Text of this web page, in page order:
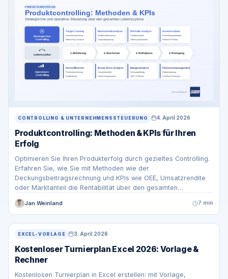
CONTROLLING & UNTERNEHMENSSTEUERUNG 4. April 2026
Produktcontrolling: Methoden & KPIs für Ihren
Erfolg
Optimieren Sie Ihren Produkterfolg durch gezieltes Controlling.
Erfahren Sie, wie Sie mit Methoden wie der
Deckungsbeitragsrechnung und KPIs wie OEE, Umsatzrendite
oder Marktanteil die Rentabilität über den gesamten
Lebenszyklus steuern.
Jan Weinland 7 min
EXCEL-VORLAGE 3. April 2026
Kostenloser Turnierplan Excel 2026: Vorlage &
Rechner
Kostenlosen Turnierplan in Excel erstellen: mit Vorlage,